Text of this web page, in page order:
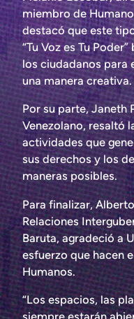
miembro de
destacó que este
“Tu Voz es Tu
los ciudadanos para
una manera creativa.
Por su parte, Janeth
Venezolano, resaltó
actividades que
sus derechos y los
maneras posibles.
Para finalizar,
Relaciones
Baruta, agradeció a
esfuerzo que hacen
Humanos.
“Los espacios, las